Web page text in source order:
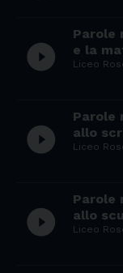
play_circle_filled
Parole
e la
Liceo
play_circle_filled
Parole
allo
Liceo
play_circle_filled
Parole
allo
Liceo